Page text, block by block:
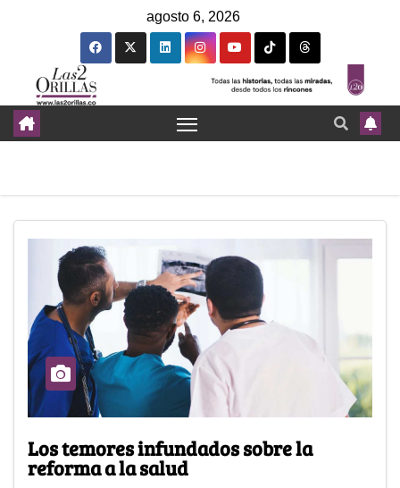
agosto 6, 2026
Los temores infundados sobre la
reforma a la salud